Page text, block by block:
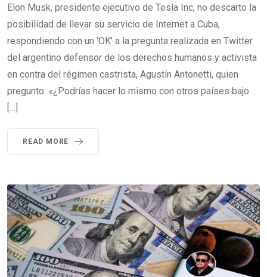
Elon Musk, presidente ejecutivo de Tesla Inc, no descarto la
posibilidad de llevar su servicio de Internet a Cuba,
respondiendo con un ‘OK’ a la pregunta realizada en Twitter
del argentino defensor de los derechos humanos y activista
en contra del régimen castrista, Agustín Antonetti, quien
pregunto: «¿Podrías hacer lo mismo con otros países bajo
[…]
READ MORE